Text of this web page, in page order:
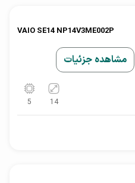
14
5
VAIO SE14 NP14V3ME002P
مشاهده جزئیات